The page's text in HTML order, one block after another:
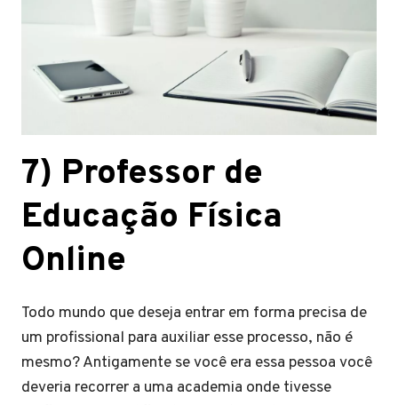
7) Professor de
Educação Física
Online
Todo mundo que deseja entrar em forma precisa de
um profissional para auxiliar esse processo, não é
mesmo? Antigamente se você era essa pessoa você
deveria recorrer a uma academia onde tivesse